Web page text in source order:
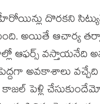
దొరకని
అయితే ఆచార్య
ఆఫర్స్ వస్తాయనేది
అవకాశాలు
కాజల్‍ పెళ్లి